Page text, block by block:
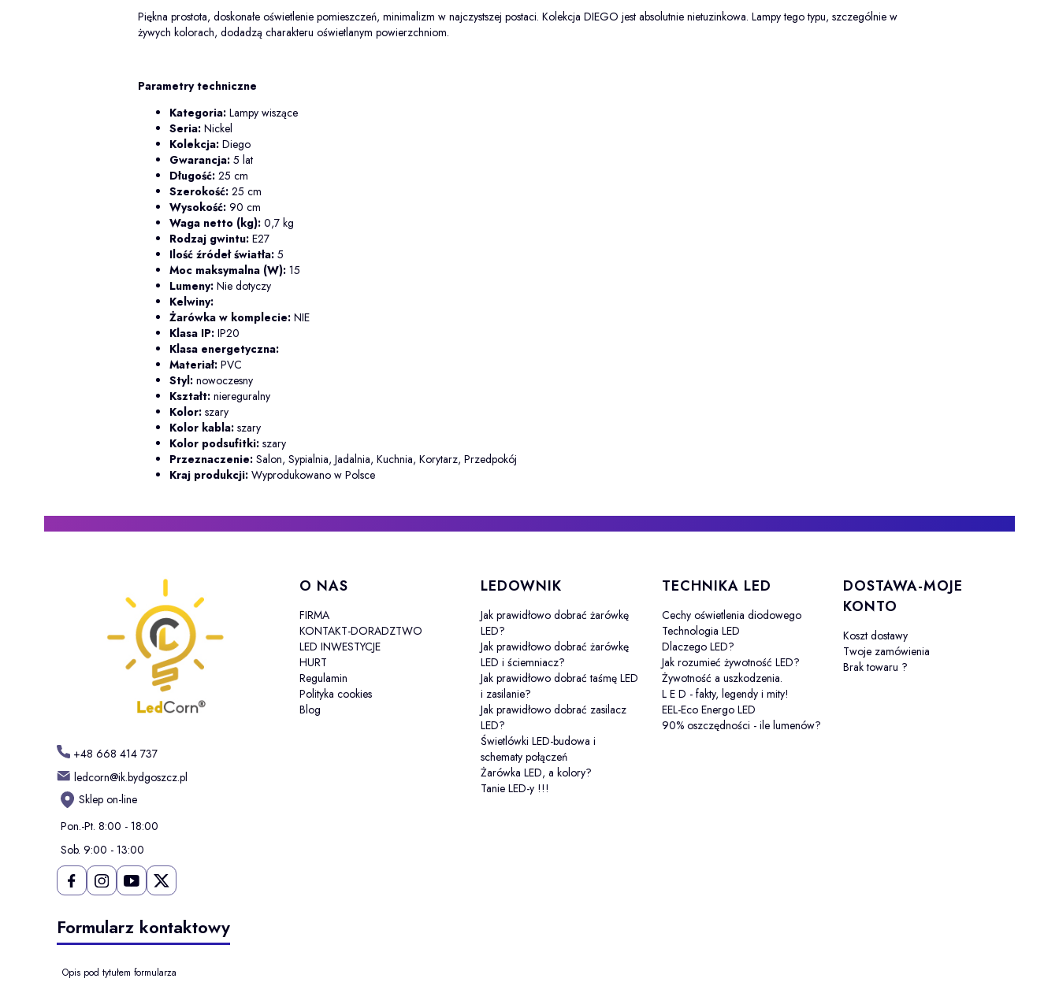
Piękna prostota, doskonałe oświetlenie pomieszczeń, minimalizm w najczystszej postaci. Kolekcja DIEGO jest absolutnie nietuzinkowa. Lampy tego typu, szczególnie w
żywych kolorach, dodadzą charakteru oświetlanym powierzchniom.
Parametry techniczne
Kategoria: Lampy wiszące
Seria: Nickel
Kolekcja: Diego
Gwarancja: 5 lat
Długość: 25 cm
Szerokość: 25 cm
Wysokość: 90 cm
Waga netto (kg): 0,7 kg
Rodzaj gwintu: E27
Ilość źródeł światła: 5
Moc maksymalna (W): 15
Lumeny: Nie dotyczy
Kelwiny:
Żarówka w komplecie: NIE
Klasa IP: IP20
Klasa energetyczna:
Materiał: PVC
Styl: nowoczesny
Kształt: niereguralny
Kolor: szary
Kolor kabla: szary
Kolor podsufitki: szary
Przeznaczenie: Salon, Sypialnia, Jadalnia, Kuchnia, Korytarz, Przedpokój
Kraj produkcji: Wyprodukowano w Polsce
+48 668 414 737
ledcorn@ik.bydgoszcz.pl
Sklep on-line
Pon.-Pt. 8:00 - 18:00
Sob. 9:00 - 13:00
Linki w stopce
O NAS
FIRMA
KONTAKT-DORADZTWO
LED INWESTYCJE
HURT
Regulamin
Polityka cookies
Blog
LEDOWNIK
Jak prawidłowo dobrać żarówkę
LED?
Jak prawidłowo dobrać żarówkę
LED i ściemniacz?
Jak prawidłowo dobrać taśmę LED
i zasilanie?
Jak prawidłowo dobrać zasilacz
LED?
Świetlówki LED-budowa i
schematy połączeń
Żarówka LED, a kolory?
Tanie LED-y !!!
TECHNIKA LED
Cechy oświetlenia diodowego
Technologia LED
Dlaczego LED?
Jak rozumieć żywotność LED?
Żywotność a uszkodzenia.
L E D - fakty, legendy i mity!
EEL-Eco Energo LED
90% oszczędności - ile lumenów?
DOSTAWA-MOJE
KONTO
Koszt dostawy
Twoje zamówienia
Brak towaru ?
Formularz kontaktowy
Opis pod tytułem formularza